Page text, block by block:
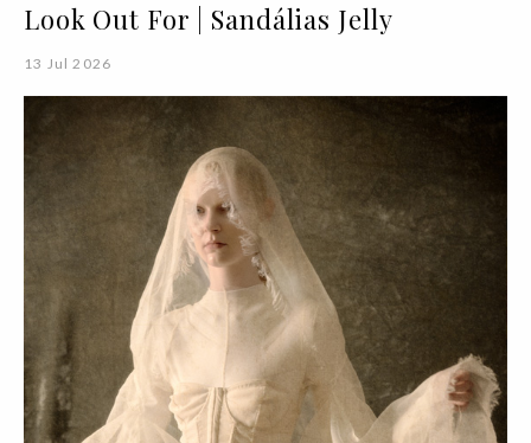
Look Out For | Sandálias Jelly
13 Jul 2026